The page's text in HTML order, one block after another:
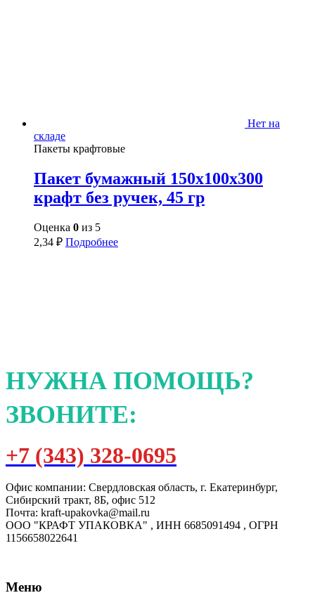
Нет на
складе
Пакеты крафтовые
Пакет бумажный 150х100х300
крафт без ручек, 45 гр
Оценка 0 из 5
2,34 ₽ Подробнее
НУЖНА ПОМОЩЬ?
ЗВОНИТЕ:
+7 (343) 328-0695
Офис компании: Свердловская область, г. Екатеринбург,
Сибирский тракт, 8Б, офис 512
Почта: kraft-upakovka@mail.ru
ООО "КРАФТ УПАКОВКА" , ИНН 6685091494 , ОГРН
1156658022641
Меню